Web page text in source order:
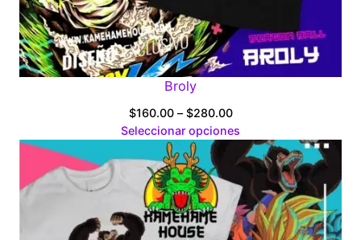
Broly
$160.00 – $280.00Price
range:
$160.00
through
$280.00
Seleccionar opciones